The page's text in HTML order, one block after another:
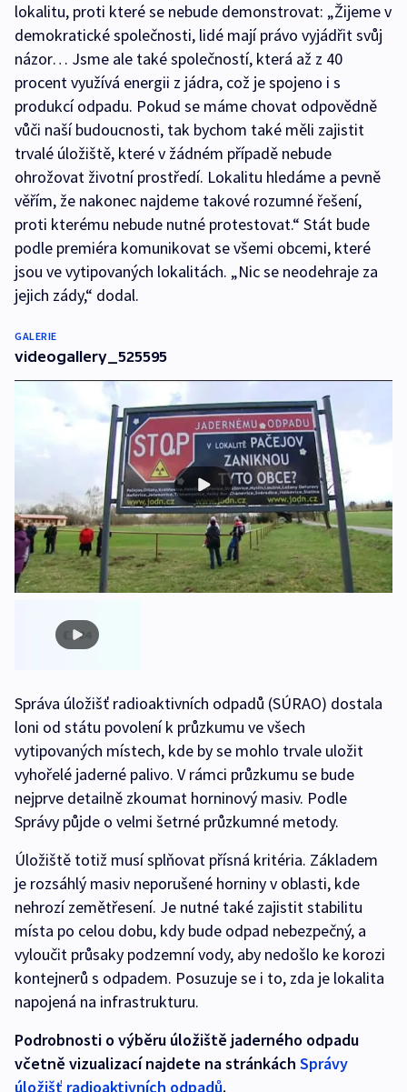
lokalitu, proti které se nebude demonstrovat: „Žijeme v
demokratické společnosti, lidé mají právo vyjádřit svůj
názor… Jsme ale také společností, která až z 40
procent využívá energii z jádra, což je spojeno i s
produkcí odpadu. Pokud se máme chovat odpovědně
vůči naší budoucnosti, tak bychom také měli zajistit
trvalé úložiště, které v žádném případě nebude
ohrožovat životní prostředí. Lokalitu hledáme a pevně
věřím, že nakonec najdeme takové rozumné řešení,
proti kterému nebude nutné protestovat.“ Stát bude
podle premiéra komunikovat se všemi obcemi, které
jsou ve vytipovaných lokalitách. „Nic se neodehraje za
jejich zády,“ dodal.
GALERIE
videogallery_525595
Správa úložišť radioaktivních odpadů (SÚRAO) dostala
loni od státu povolení k průzkumu ve všech
vytipovaných místech, kde by se mohlo trvale uložit
vyhořelé jaderné palivo. V rámci průzkumu se bude
nejprve detailně zkoumat horninový masiv. Podle
Správy půjde o velmi šetrné průzkumné metody.
Úložiště totiž musí splňovat přísná kritéria. Základem
je rozsáhlý masiv neporušené horniny v oblasti, kde
nehrozí zemětřesení. Je nutné také zajistit stabilitu
místa po celou dobu, kdy bude odpad nebezpečný, a
vyloučit průsaky podzemní vody, aby nedošlo ke korozi
kontejnerů s odpadem. Posuzuje se i to, zda je lokalita
napojená na infrastrukturu.
Podrobnosti o výběru úložiště jaderného odpadu
včetně vizualizací najdete na stránkách Správy
úložišť radioaktivních odpadů.